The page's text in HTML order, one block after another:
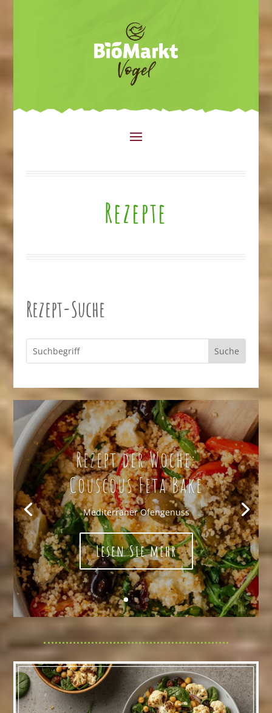
Rezepte
Rezept-Suche
Rezept der Woche:
Couscous Feta Bake
Mediterraner Ofengenuss
Lesen Sie mehr